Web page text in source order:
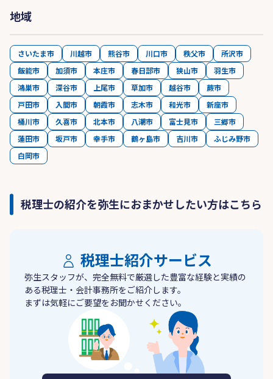
地域
さいたま市 川越市 熊谷市 川口市 秩父市
所沢市
飯能市
加須市 本庄市 春日部市 狭山市
羽生市
鴻巣市
深谷市 上尾市 草加市 越谷市
蕨市
戸田市
入間市 朝霞市 志木市 和光市
新座市
桶川市
久喜市 北本市 八潮市 富士見市
三郷市
蓮田市
坂戸市 幸手市 鶴ヶ島市 吉川市
ふじみ野市
白岡市
税理士の紹介を弥生におまかせしたい方はこちら
税理士紹介サービス
弥生スタッフが、完全無料で厳選した豊富な経験と実績の
ある税理士・会計事務所をご紹介します。
まずは気軽にご要望をお聞かせください。